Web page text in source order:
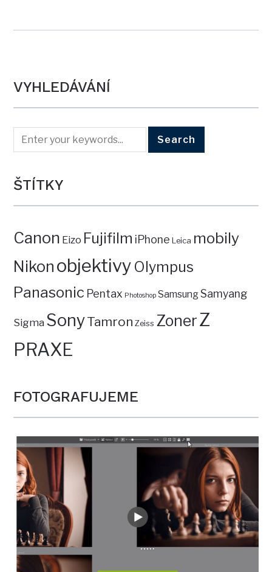
VYHLEDÁVÁNÍ
ŠTÍTKY
Canon Eizo Fujifilm iPhone Leica mobily
Nikon objektivy Olympus
Panasonic Pentax Photoshop SamsungSamyang
Sigma SonyTamron Zeiss ZonerZ
PRAXE
FOTOGRAFUJEME